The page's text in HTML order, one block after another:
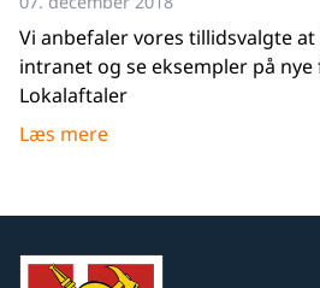
Vi anbefaler vores tillidsvalgte
intranet og se eksempler på
Lokalaftaler
Læs mere